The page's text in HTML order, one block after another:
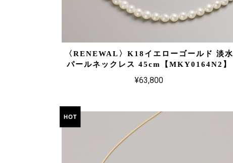
〈RENEWAL〉K18イエローゴールド 淡水
パールネックレス 45cm【MKY0164N2】
¥63,800